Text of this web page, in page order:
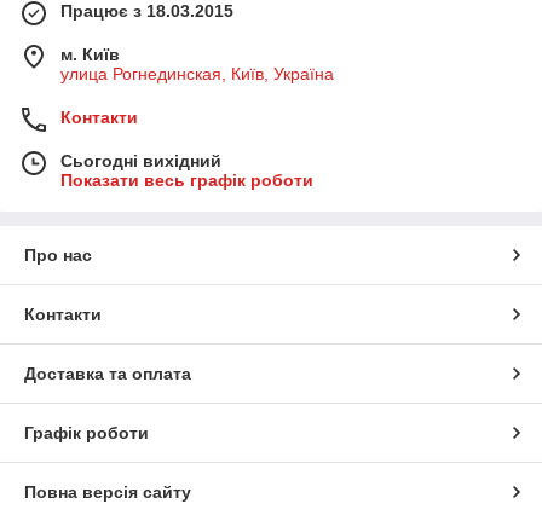
Працює з 18.03.2015
м. Київ
улица Рогнединская, Київ, Україна
Контакти
Сьогодні вихідний
Показати весь графік роботи
Про нас
Контакти
Доставка та оплата
Графік роботи
Повна версія сайту